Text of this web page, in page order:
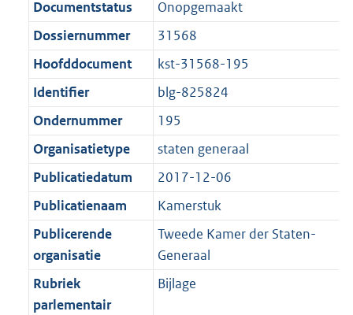
t
i
e
n
f
o
r
m
a
a
t
:
2
4
M
b
s
r
o
o
t
e
:
1
K
b
d
g
r
o
t
t
e
:
1
K
b
Documentstatus
Onopgemaakt
Dossiernummer
31568
Hoofddocument
kst-31568-195
Identifier
blg-825824
Ondernummer
195
Organisatietype
staten generaal
Publicatiedatum
2017-12-06
Publicatienaam
Kamerstuk
Publicerende
organisatie
Tweede Kamer der Staten-
Generaal
Rubriek
parlementair
Bijlage